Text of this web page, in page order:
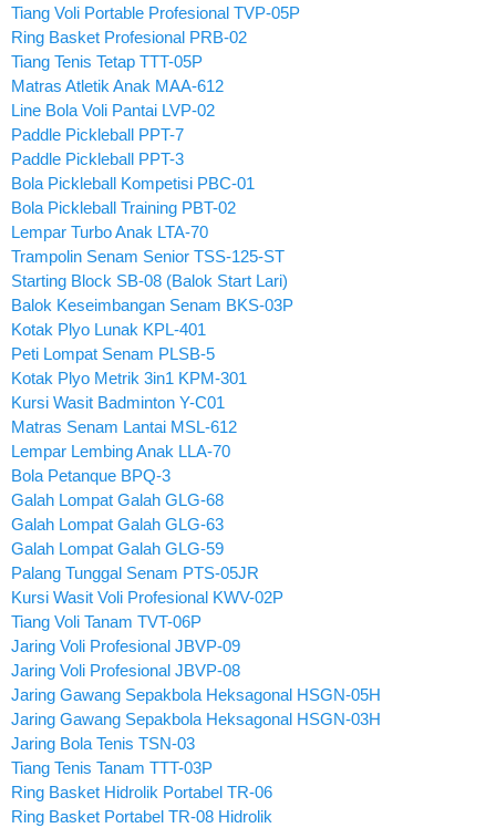
Tiang Voli Portable Profesional TVP-05P
Ring Basket Profesional PRB-02
Tiang Tenis Tetap TTT-05P
Matras Atletik Anak MAA-612
Line Bola Voli Pantai LVP-02
Paddle Pickleball PPT-7
Paddle Pickleball PPT-3
Bola Pickleball Kompetisi PBC-01
Bola Pickleball Training PBT-02
Lempar Turbo Anak LTA-70
Trampolin Senam Senior TSS-125-ST
Starting Block SB-08 (Balok Start Lari)
Balok Keseimbangan Senam BKS-03P
Kotak Plyo Lunak KPL-401
Peti Lompat Senam PLSB-5
Kotak Plyo Metrik 3in1 KPM-301
Kursi Wasit Badminton Y-C01
Matras Senam Lantai MSL-612
Lempar Lembing Anak LLA-70
Bola Petanque BPQ-3
Galah Lompat Galah GLG-68
Galah Lompat Galah GLG-63
Galah Lompat Galah GLG-59
Palang Tunggal Senam PTS-05JR
Kursi Wasit Voli Profesional KWV-02P
Tiang Voli Tanam TVT-06P
Jaring Voli Profesional JBVP-09
Jaring Voli Profesional JBVP-08
Jaring Gawang Sepakbola Heksagonal HSGN-05H
Jaring Gawang Sepakbola Heksagonal HSGN-03H
Jaring Bola Tenis TSN-03
Tiang Tenis Tanam TTT-03P
Ring Basket Hidrolik Portabel TR-06
Ring Basket Portabel TR-08 Hidrolik